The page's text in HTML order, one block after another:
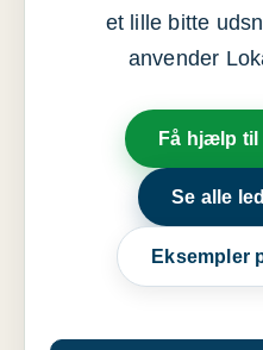
et lille bitte
anvender
Få hjælp
Se alle
Eksempler